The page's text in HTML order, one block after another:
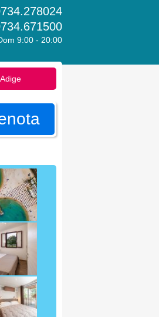
9:00 - 20:00